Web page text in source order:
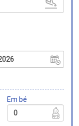
Em bé